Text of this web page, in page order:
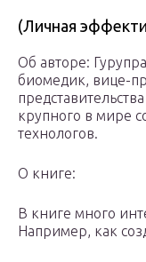
(Личная
Об авторе:
биомедик, вице-
крупного в мире
технологов.
О книге:
В книге много
Например, как